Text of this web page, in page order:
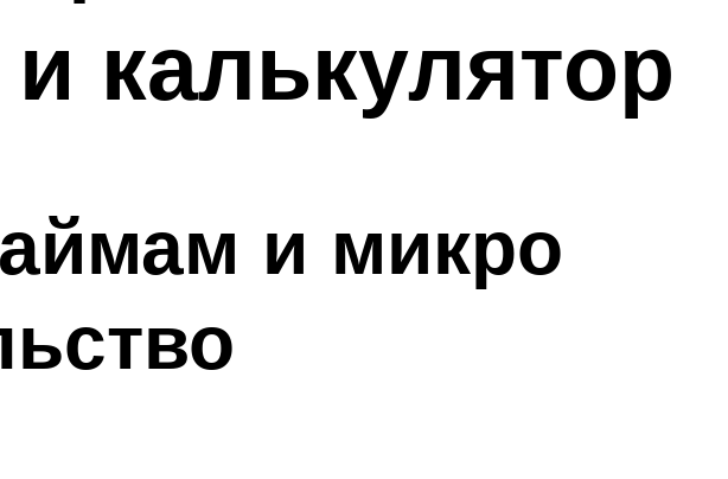
калькулятор
и микро